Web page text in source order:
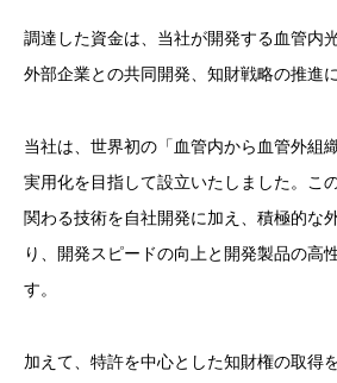
調達した資金は、当社が開発する血管内
外部企業との共同開発、知財戦略の推進
当社は、世界初の「血管内から血管外組
実用化を目指して設立いたしました。こ
関わる技術を自社開発に加え、積極的な
り、開発スピードの向上と開発製品の高
す。
加えて、特許を中心とした知財権の取得